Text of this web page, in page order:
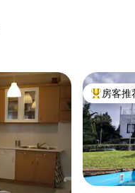
热门「房
房客推